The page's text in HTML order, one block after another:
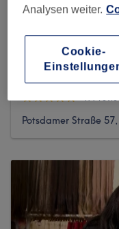
MeDi Beauty
Potsdamer Straße
Analysen weiter.
Cookie-